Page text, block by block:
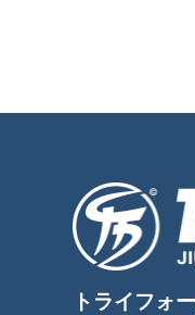
トライフォ